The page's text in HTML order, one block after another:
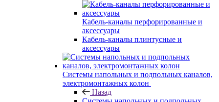
Кабель-каналы перфорированные и
аксессуары
Кабель-каналы плинтусные и
аксессуары
Системы напольных и подпольных каналов,
электромонтажных колон
Назад